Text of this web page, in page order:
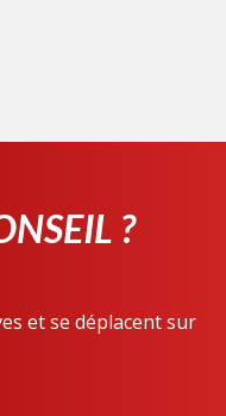
?
et se déplacent sur